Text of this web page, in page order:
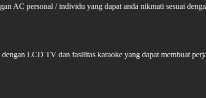
AC personal / individu yang dapat anda nikmati sesuai
LCD TV dan fasilitas karaoke yang dapat membuat